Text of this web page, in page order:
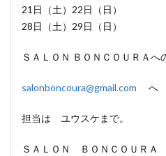
21日（土）22日（日）
28日（土）29日（日）
ＳＡＬＯＮ ＢＯＮＣＯＵＲＡへ
salonboncoura@gmail.com へ
担当は ユウスケまで。
ＳＡＬＯＮ ＢＯＮＣＯＵＲＡ